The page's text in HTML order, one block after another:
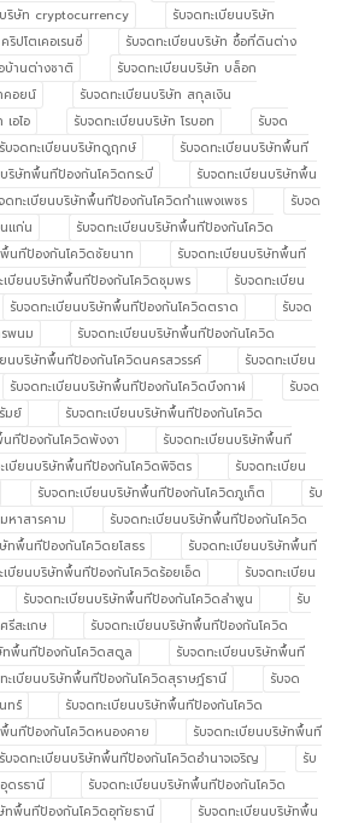
บริษัท cryptocurrency
รับจดทะเบียนบริษัท
ริปโตเคอเรนซี่
รับจดทะเบียนบริษัท ซื้อที่ดินต่าง
บ้านต่างชาติ
รับจดทะเบียนบริษัท บล็อก
คอยน์
รับจดทะเบียนบริษัท สกุลเงิน
อไอ รับจดทะเบียนบริษัท โรบอท
รับจด
รับจดทะเบียนบริษัทดูฤกษ์
รับจดทะเบียนบริษัทพื้นที
บริษัทพื้นทีป้องกันโควิดกระบี่
รับจดทะเบียนบริษัทพื้น
ดทะเบียนบริษัทพื้นทีป้องกันโควิดกำแพงเพชร
รับจด
แก่น
รับจดทะเบียนบริษัทพื้นทีป้องกันโควิด
นทีป้องกันโควิดชัยนาท
รับจดทะเบียนบริษัทพื้นที
เบียนบริษัทพื้นทีป้องกันโควิดชุมพร
รับจดทะเบียน
รับจดทะเบียนบริษัทพื้นทีป้องกันโควิดตราด
รับจด
พนม
รับจดทะเบียนบริษัทพื้นทีป้องกันโควิด
ยนบริษัทพื้นทีป้องกันโควิดนครสวรรค์
รับจดทะเบียน
รับจดทะเบียนบริษัทพื้นทีป้องกันโควิดบึงกาฬ
รับจด
มย์
รับจดทะเบียนบริษัทพื้นทีป้องกันโควิด
นทีป้องกันโควิดพังงา
รับจดทะเบียนบริษัทพื้นที
เบียนบริษัทพื้นทีป้องกันโควิดพิจิตร
รับจดทะเบียน
รับจดทะเบียนบริษัทพื้นทีป้องกันโควิดภูเก็ต
รับ
หาสารคาม
รับจดทะเบียนบริษัทพื้นทีป้องกันโควิด
ทพื้นทีป้องกันโควิดยโสธร
รับจดทะเบียนบริษัทพื้นที
เบียนบริษัทพื้นทีป้องกันโควิดร้อยเอ็ด
รับจดทะเบียน
รับจดทะเบียนบริษัทพื้นทีป้องกันโควิดลำพูน
รับ
สะเกษ
รับจดทะเบียนบริษัทพื้นทีป้องกันโควิด
ทพื้นทีป้องกันโควิดสตูล
รับจดทะเบียนบริษัทพื้นที
ะเบียนบริษัทพื้นทีป้องกันโควิดสุราษฎ์ธานี
รับจด
ทร์
รับจดทะเบียนบริษัทพื้นทีป้องกันโควิด
นทีป้องกันโควิดหนองคาย
รับจดทะเบียนบริษัทพื้นที
รับจดทะเบียนบริษัทพื้นทีป้องกันโควิดอำนาจเจริญ
รับ
ดรธานี
รับจดทะเบียนบริษัทพื้นทีป้องกันโควิด
ทพื้นทีป้องกันโควิดอุทัยธานี
รับจดทะเบียนบริษัทพื้น